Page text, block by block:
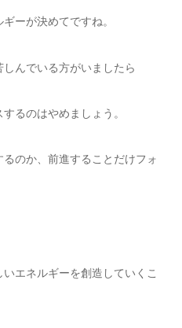
ーが決めてですね。
んでいる方がいましたら
るのはやめましょう。
のか、前進することだけフォ
エネルギーを創造していくこ